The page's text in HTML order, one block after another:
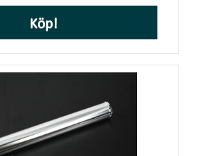
Köp!